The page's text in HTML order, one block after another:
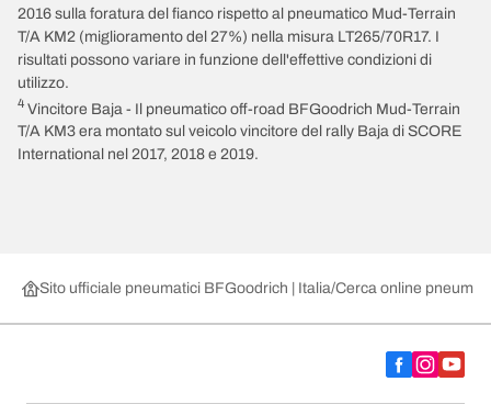
2016 sulla foratura del fianco rispetto al pneumatico Mud-Terrain
T/A KM2 (miglioramento del 27%) nella misura LT265/70R17. I
risultati possono variare in funzione dell'effettive condizioni di
utilizzo.
4 Vincitore Baja - Il pneumatico off-road BFGoodrich Mud-Terrain
T/A KM3 era montato sul veicolo vincitore del rally Baja di SCORE
International nel 2017, 2018 e 2019.
Sito ufficiale pneumatici BFGoodrich | Italia Cerca online